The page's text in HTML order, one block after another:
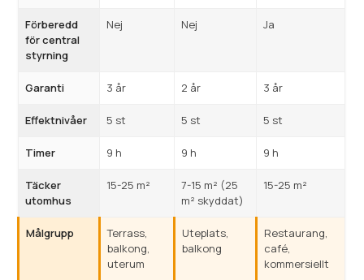
Förberedd
för central
styrning
Nej Nej Ja
Garanti 3 år 2 år 3 år
Effektnivåer 5 st 5 st 5 st
Timer 9 h 9 h 9 h
Täcker
utomhus
15-25 m²
7-15 m² (25
m² skyddat)
15-25 m²
Målgrupp
Terrass,
balkong,
uterum
Uteplats,
balkong
Restaurang,
café,
kommersiellt